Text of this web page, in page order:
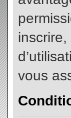
vous